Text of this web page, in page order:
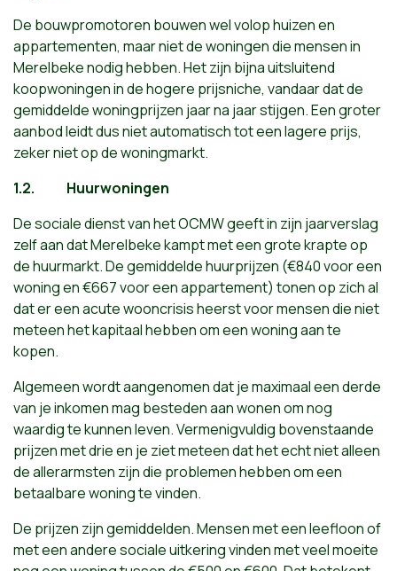
De bouwpromotoren bouwen wel volop huizen en
appartementen, maar niet de woningen die mensen in
Merelbeke nodig hebben. Het zijn bijna uitsluitend
koopwoningen in de hogere prijsniche, vandaar dat de
gemiddelde woningprijzen jaar na jaar stijgen. Een groter
aanbod leidt dus niet automatisch tot een lagere prijs,
zeker niet op de woningmarkt.
1.2. Huurwoningen
De sociale dienst van het OCMW geeft in zijn jaarverslag
zelf aan dat Merelbeke kampt met een grote krapte op
de huurmarkt. De gemiddelde huurprijzen (€840 voor een
woning en €667 voor een appartement) tonen op zich al
dat er een acute wooncrisis heerst voor mensen die niet
meteen het kapitaal hebben om een woning aan te
kopen.
Algemeen wordt aangenomen dat je maximaal een derde
van je inkomen mag besteden aan wonen om nog
waardig te kunnen leven. Vermenigvuldig bovenstaande
prijzen met drie en je ziet meteen dat het echt niet alleen
de allerarmsten zijn die problemen hebben om een
betaalbare woning te vinden.
De prijzen zijn gemiddelden. Mensen met een leefloon of
met een andere sociale uitkering vinden met veel moeite